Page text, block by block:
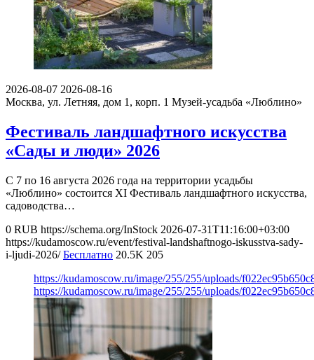
2026-08-07 2026-08-16
Москва, ул. Летняя, дом 1, корп. 1 Музей-усадьба «Люблино»
Фестиваль ландшафтного искусства
«Сады и люди» 2026
С 7 по 16 августа 2026 года на территории усадьбы
«Люблино» состоится XI Фестиваль ландшафтного искусства,
садоводства…
0 RUB https://schema.org/InStock 2026-07-31T11:16:00+03:00
https://kudamoscow.ru/event/festival-landshaftnogo-iskusstva-sady-
i-ljudi-2026/ Бесплатно 20.5K 205
https://kudamoscow.ru/image/255/255/uploads/
https://kudamoscow.ru/image/255/255/uploads/